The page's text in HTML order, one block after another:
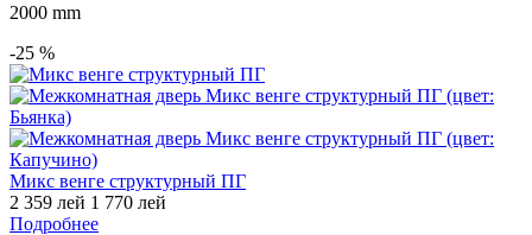
2000 mm
-25 %
Микс венге структурный ПГ
2 359 лей 1 770 лей
Подробнее